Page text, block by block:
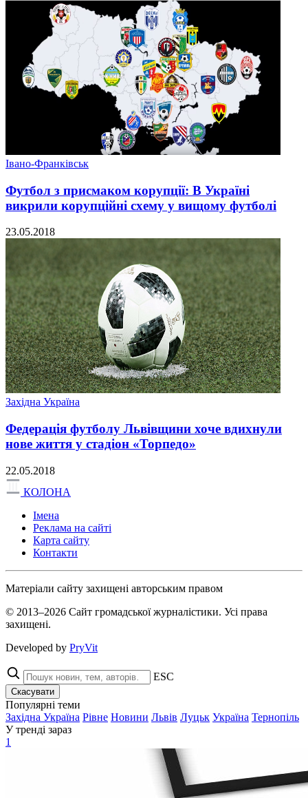
Івано-Франківськ
Футбол з присмаком корупції: В Україні
викрили корупційні схему у вищому футболі
23.05.2018
Західна Україна
Федерація футболу Львівщини хоче вдихнули
нове життя у стадіон «Торпедо»
22.05.2018
КОЛОНА
Імена
Реклама на сайті
Карта сайту
Контакти
Матеріали сайту захищені авторським правом
© 2013–2026 Сайт громадської журналістики. Усі права
захищені.
Developed by PryVit
ESC
Скасувати
Популярні теми
Західна Україна Рівне Новини Львів Луцьк Україна Тернопіль
У тренді зараз
1